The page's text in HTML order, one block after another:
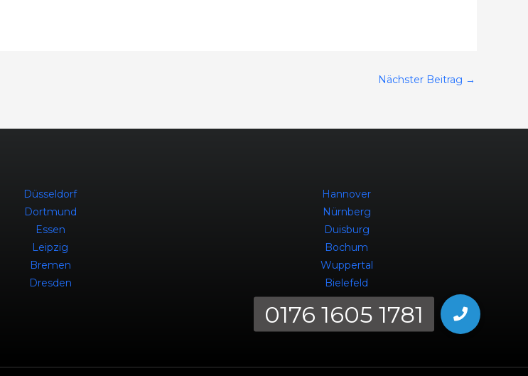
Nächster Beitrag →
Düsseldorf
Dortmund
Essen
Leipzig
Bremen
Dresden
Hannover
Nürnberg
Duisburg
Bochum
Wuppertal
Bielefeld